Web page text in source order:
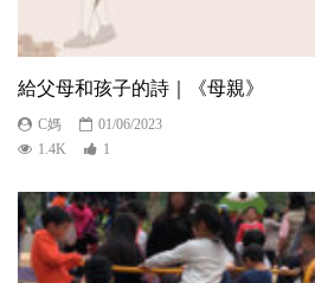
給父母和孩子的詩｜《母親》
C媽
01/06/2023
1.4K
1